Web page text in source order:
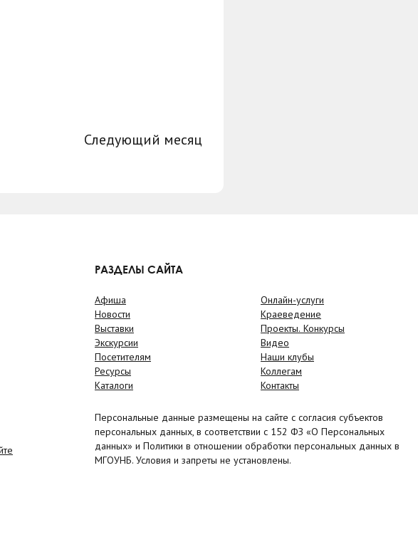
Следующий месяц
РАЗДЕЛЫ САЙТА
Афиша
Новости
Выставки
Экскурсии
Посетителям
Ресурсы
Каталоги
Онлайн-услуги
Краеведение
Проекты. Конкурсы
Видео
Наши клубы
Коллегам
Контакты
Персональные данные размещены на сайте с согласия субъектов
персональных данных, в соответствии с 152 ФЗ «О Персональных
данных» и Политики в отношении обработки персональных данных в
МГОУНБ. Условия и запреты не установлены.